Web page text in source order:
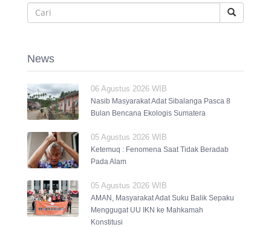
News
06 Agustus 2026 WIB
Nasib Masyarakat Adat Sibalanga Pasca 8
Bulan Bencana Ekologis Sumatera
05 Agustus 2026 WIB
Ketemuq : Fenomena Saat Tidak Beradab
Pada Alam
05 Agustus 2026 WIB
AMAN, Masyarakat Adat Suku Balik Sepaku
Menggugat UU IKN ke Mahkamah
Konstitusi